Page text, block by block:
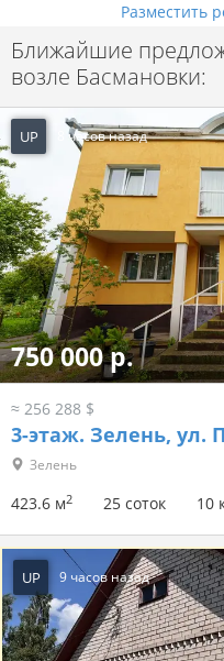
Разместить
Ближайшие
возле Басмановки:
UP 8 часов назад
750 000 р.
≈ 256 288 $
3-этаж. Зелень, ул.
Зелень
423.6 м2 25 соток 10
UP 9 часов назад